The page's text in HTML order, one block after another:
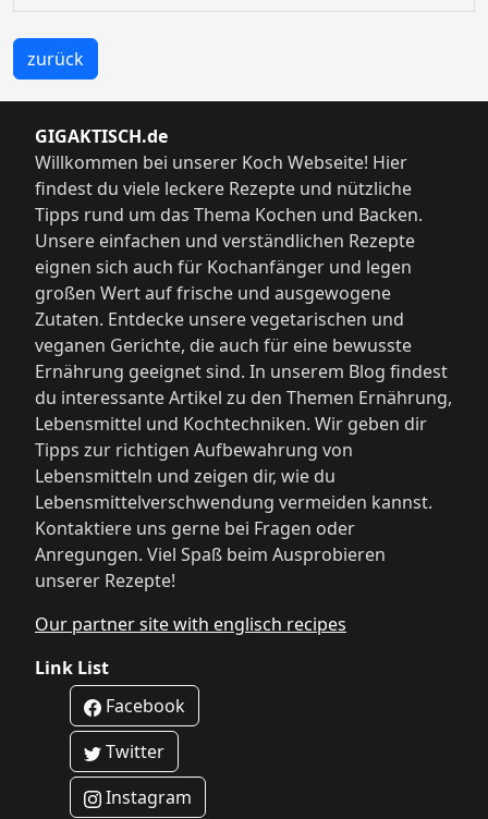
zurück
GIGAKTISCH.de
Willkommen bei unserer Koch Webseite! Hier
findest du viele leckere Rezepte und nützliche
Tipps rund um das Thema Kochen und Backen.
Unsere einfachen und verständlichen Rezepte
eignen sich auch für Kochanfänger und legen
großen Wert auf frische und ausgewogene
Zutaten. Entdecke unsere vegetarischen und
veganen Gerichte, die auch für eine bewusste
Ernährung geeignet sind. In unserem Blog findest
du interessante Artikel zu den Themen Ernährung,
Lebensmittel und Kochtechniken. Wir geben dir
Tipps zur richtigen Aufbewahrung von
Lebensmitteln und zeigen dir, wie du
Lebensmittelverschwendung vermeiden kannst.
Kontaktiere uns gerne bei Fragen oder
Anregungen. Viel Spaß beim Ausprobieren
unserer Rezepte!
Our partner site with englisch recipes
Link List
Facebook
Twitter
Instagram